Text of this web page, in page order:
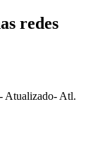
redes
- Atualizado- Atl.